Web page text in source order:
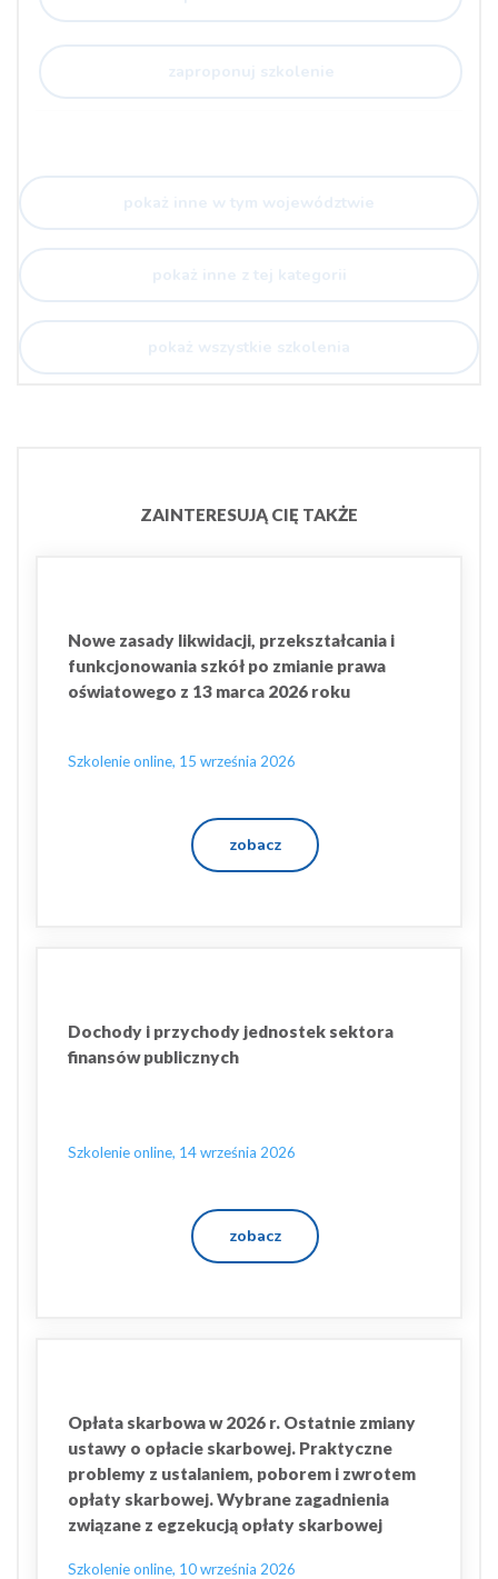
zaproponuj szkolenie
pokaż inne w tym województwie
pokaż inne z tej kategorii
pokaż wszystkie szkolenia
ZAINTERESUJĄ CIĘ TAKŻE
Nowe zasady likwidacji, przekształcania i
funkcjonowania szkół po zmianie prawa
oświatowego z 13 marca 2026 roku
Szkolenie online, 15 września 2026
zobacz
Dochody i przychody jednostek sektora
finansów publicznych
Szkolenie online, 14 września 2026
zobacz
Opłata skarbowa w 2026 r. Ostatnie zmiany
ustawy o opłacie skarbowej. Praktyczne
problemy z ustalaniem, poborem i zwrotem
opłaty skarbowej. Wybrane zagadnienia
związane z egzekucją opłaty skarbowej
Szkolenie online, 10 września 2026